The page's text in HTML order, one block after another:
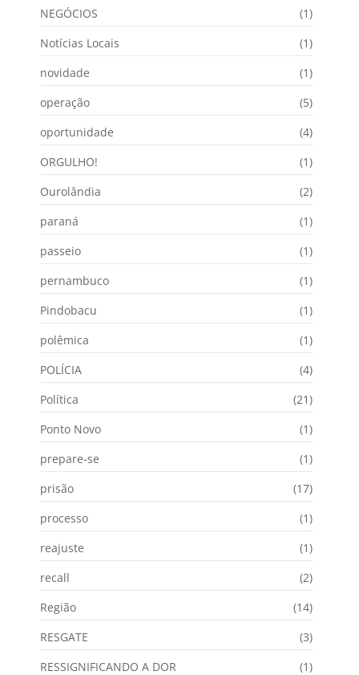
NEGÓCIOS
(1)
Notícias Locais
(1)
novidade
(1)
operação
(5)
oportunidade
(4)
ORGULHO!
(1)
Ourolândia
(2)
paraná
(1)
passeio
(1)
pernambuco
(1)
Pindobacu
(1)
polêmica
(1)
POLÍCIA
(4)
Política
(21)
Ponto Novo
(1)
prepare-se
(1)
prisão
(17)
processo
(1)
reajuste
(1)
recall
(2)
Região
(14)
RESGATE
(3)
RESSIGNIFICANDO A DOR
(1)